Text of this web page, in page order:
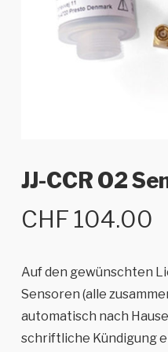
JJ-CCR O2
CHF 104.00
Auf den gewünschten
Sensoren (alle
automatisch nach
schriftliche Kündigung